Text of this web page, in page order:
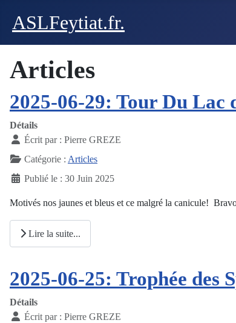
ASLFeytiat.fr.
Articles
2025-06-29: Tour Du Lac
Détails
Écrit par : Pierre GREZE
Catégorie : Articles
Publié le : 30 Juin 2025
Motivés nos jaunes et bleus et ce malgré la canicule!
Lire la suite...
2025-06-25: Trophée des
Détails
Écrit par : Pierre GREZE